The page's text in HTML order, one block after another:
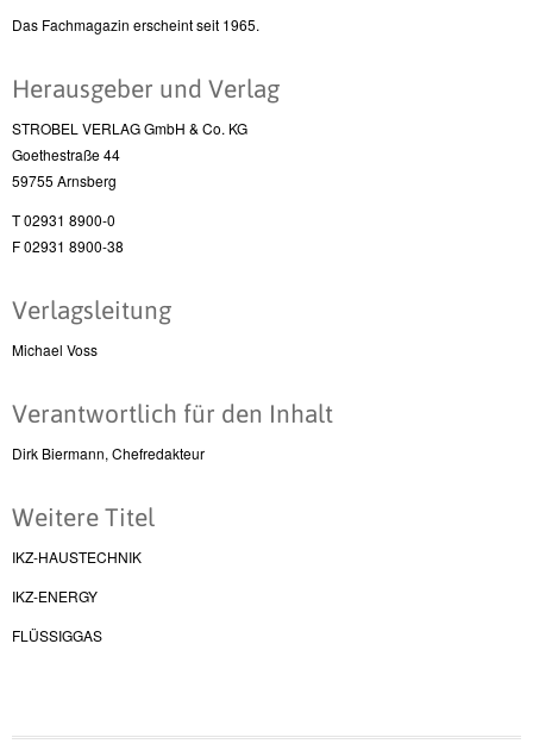
Das Fachmagazin erscheint seit 1965.
Herausgeber und Verlag
STROBEL VERLAG GmbH & Co. KG
Goethestraße 44
59755 Arnsberg
T 02931 8900-0
F 02931 8900-38
Verlagsleitung
Michael Voss
Verantwortlich für den Inhalt
Dirk Biermann, Chefredakteur
Weitere Titel
IKZ-HAUSTECHNIK
IKZ-ENERGY
FLÜSSIGGAS